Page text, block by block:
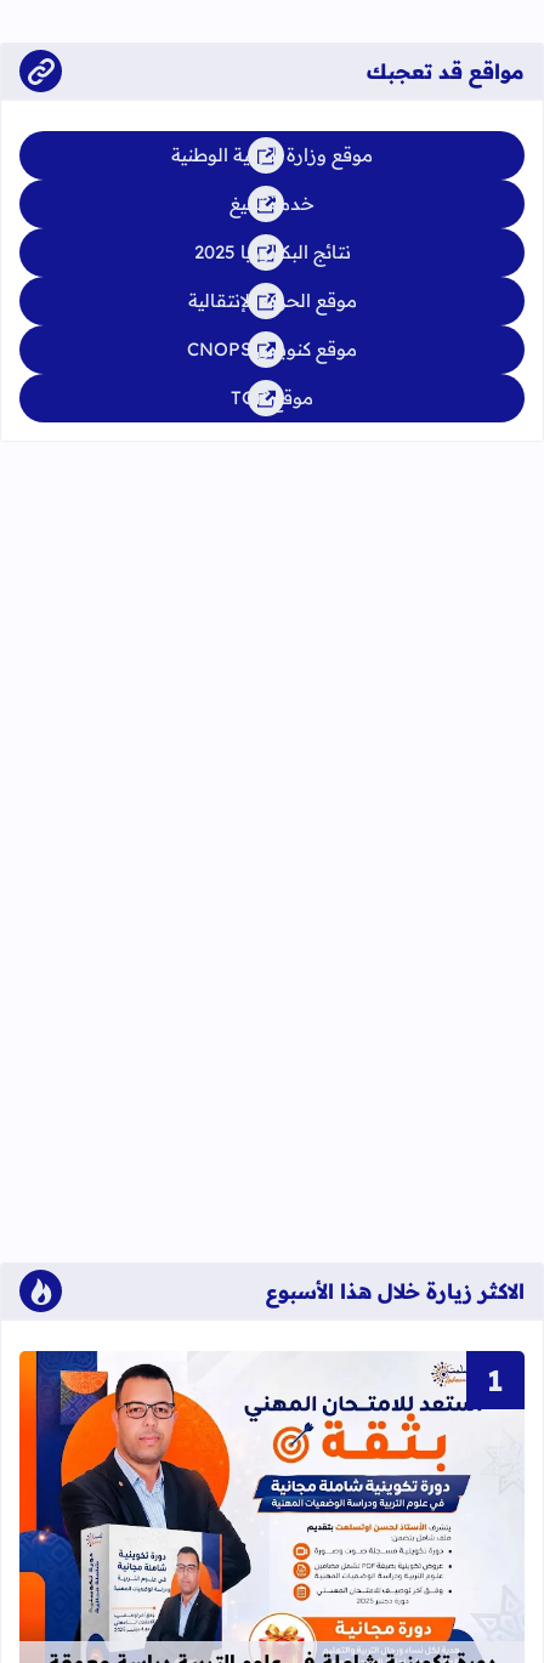
مواقع قد تعجبك
موقع وزارة التربية الوطنية
خدمة تبليغ
نتائج البكالوريا 2025
موقع الحركة الإنتقالية
موقع كنوبس CNOPS
موقع TGR
الاكثر زيارة خلال هذا الأسبوع
قراءة المزيد عن دورة تكوينية